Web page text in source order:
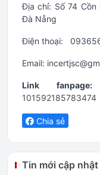
Địa chỉ: Số 74 Cồn
Đà Nẵng
Điện thoại:
Email:
Link fanpage:
101592185783474
Chia sẻ
Tin mới cập nhật